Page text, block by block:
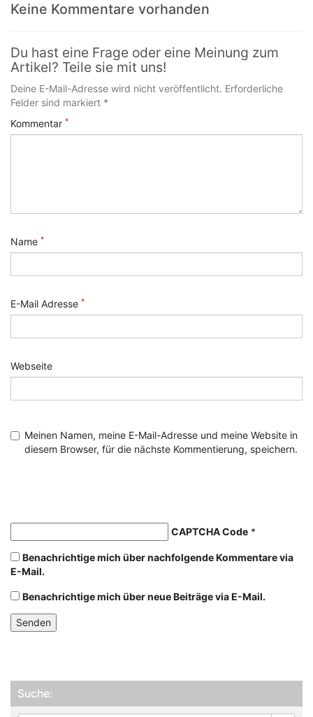
Keine Kommentare vorhanden
Du hast eine Frage oder eine Meinung zum
Artikel? Teile sie mit uns!
Deine E-Mail-Adresse wird nicht veröffentlicht. Erforderliche
Felder sind markiert *
Kommentar *
Name *
E-Mail Adresse *
Webseite
Meinen Namen, meine E-Mail-Adresse und meine Website in
diesem Browser, für die nächste Kommentierung, speichern.
CAPTCHA Code *
Benachrichtige mich über nachfolgende Kommentare via
E-Mail.
Benachrichtige mich über neue Beiträge via E-Mail.
Suche: